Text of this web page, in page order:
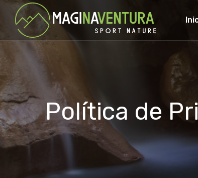
Política de